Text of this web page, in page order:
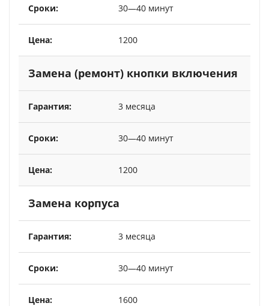
30—40 минут
1200
Замена (ремонт) кнопки включения
3 месяца
30—40 минут
1200
Замена корпуса
3 месяца
30—40 минут
1600